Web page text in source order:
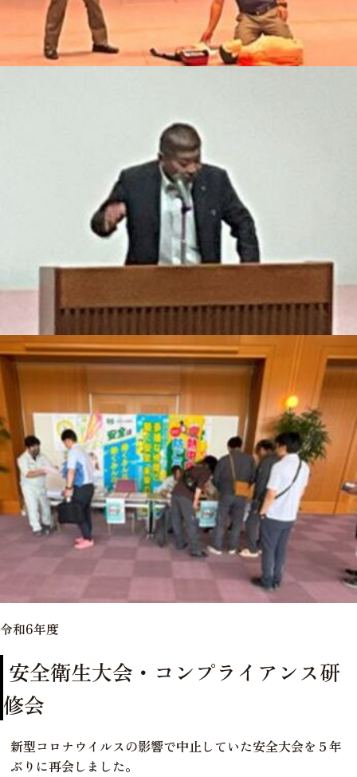
令和6年度
安全衛生大会・コンプライアンス研
修会
新型コロナウイルスの影響で中止していた安全大会を５年
ぶりに再会しました。